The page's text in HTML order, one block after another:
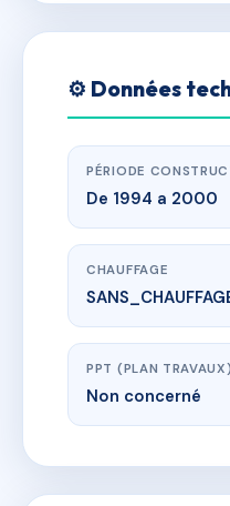
⚙️ Données
PÉRIODE
De 1994 a 2000
CHAUFFAGE
PPT (PLAN TRAVAUX)
Non concerné